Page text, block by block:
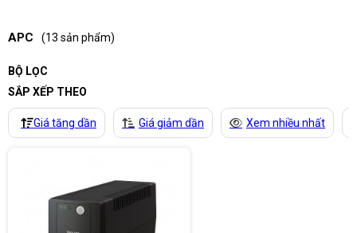
APC (13 sản phẩm)
BỘ LỌC
SẮP XẾP THEO
Giá tăng dần Giá giảm dần Xem nhiều nhất